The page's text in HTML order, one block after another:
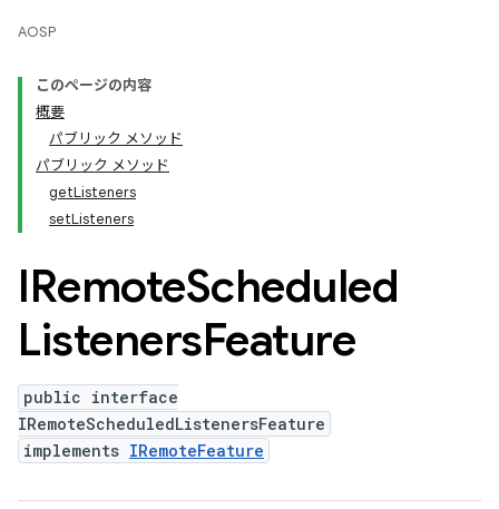
AOSP
このページの内容
概要
パブリック メソッド
パブリック メソッド
getListeners
setListeners
IRemoteScheduled
ListenersFeature
public interface
IRemoteScheduledListenersFeature
implements IRemoteFeature